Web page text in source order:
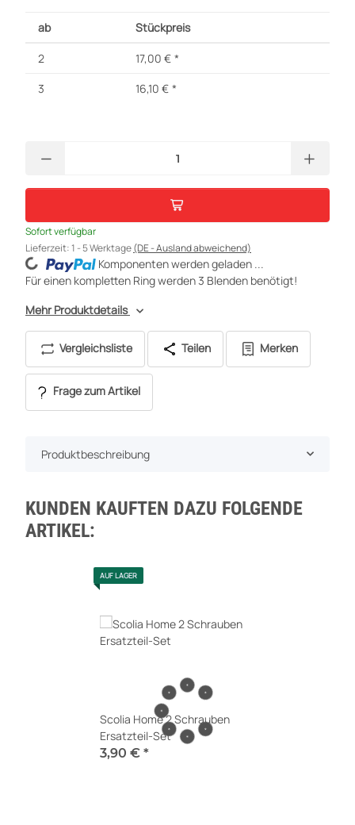
ab Stückpreis
2 17,00 € *
3
16,10 € *
Sofort verfügbar
Lieferzeit:1 - 5 Werktage(DE - Ausland abweichend)
Loading...
Komponenten werden geladen ...
Für einen kompletten Ring werden 3 Blenden benötigt!
Mehr Produktdetails
Vergleichsliste Teilen Merken
Frage zum Artikel
Produktbeschreibung
KUNDEN KAUFTEN DAZU FOLGENDE
ARTIKEL:
AUF LAGER
Scolia Home 2 Schrauben
Ersatzteil-Set
3,90 € *